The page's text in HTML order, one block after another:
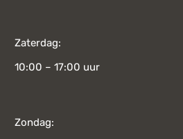
Zaterdag:
10:00 – 17:00 uur
Zondag: